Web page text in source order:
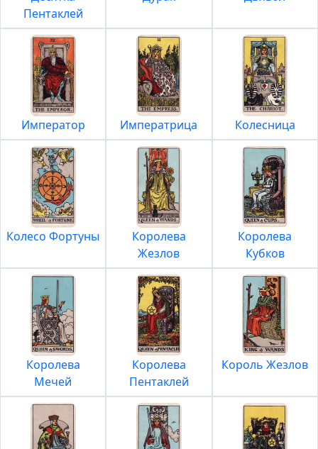
Пентаклей
Император Императрица Колесница
Колесо Фортуны
Королева
Жезлов
Королева
Кубков
Королева
Мечей
Королева
Пентаклей
Король Жезлов